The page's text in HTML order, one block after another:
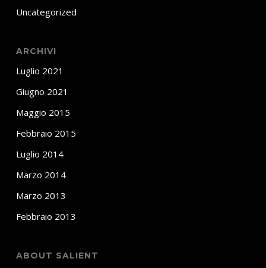
Uncategorized
ARCHIVI
Luglio 2021
Giugno 2021
Maggio 2015
Febbraio 2015
Luglio 2014
Marzo 2014
Marzo 2013
Febbraio 2013
ABOUT SALIENT